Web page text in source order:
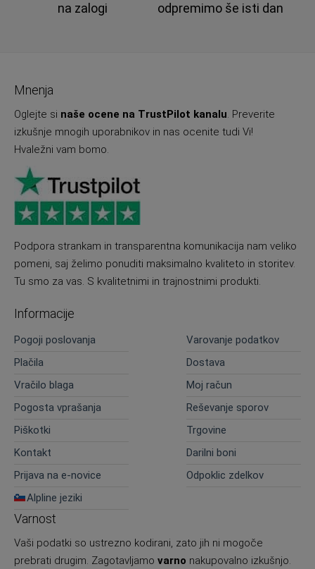
na zalogi
odpremimo še isti dan
Mnenja
Oglejte si naše ocene na TrustPilot kanalu. Preverite
izkušnje mnogih uporabnikov in nas ocenite tudi Vi!
Hvaležni vam bomo.
Podpora strankam in transparentna komunikacija nam veliko
pomeni, saj želimo ponuditi maksimalno kvaliteto in storitev.
Tu smo za vas. S kvalitetnimi in trajnostnimi produkti.
Informacije
Pogoji poslovanja
Varovanje podatkov
Plačila
Dostava
Vračilo blaga
Moj račun
Pogosta vprašanja
Reševanje sporov
Piškotki
Trgovine
Kontakt
Darilni boni
Prijava na e-novice
Odpoklic zdelkov
Alpline jeziki
Varnost
Vaši podatki so ustrezno kodirani, zato jih ni mogoče
prebrati drugim. Zagotavljamo varno nakupovalno izkušnjo.